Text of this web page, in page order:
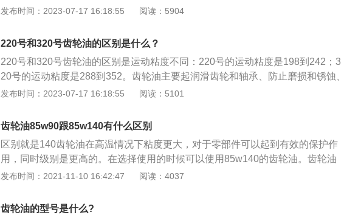
车轮的啮合都是线接触，所以要求齿轮油拥有极强的粘度指标，否则就无法在齿
啮合时产生的极高压强，所以就有对粘度的指标要相对较弱；2、侧重点不同：
齿轮油侧重的是高温下对齿轮的保护，而机油侧重的是其低温的流动性。而且齿
轮油为强碱性，而机油为弱碱性；3、机油和齿轮油都有绝不能混加，否则极易
造成机械无法达到最佳的润滑效果而损坏。
发布时间：2023-07-17 16:18:55 阅读：5904
220号和320号齿轮油的区别是什么？
220号和320号齿轮油的区别是运动粘度不同：220号的运动粘度是198到242；3
20号的运动粘度是288到352。齿轮油主要起润滑齿轮和轴承、防止磨损和锈蚀、
帮助齿轮散热等作用。220号齿轮油和320号齿轮油指的是中负荷齿轮油CKC，
的。该系列润滑油的特点是承载能力和抗擦伤性良好、热安定性和氧化安定性优
异、粘附性良好，不含溶剂、沥青、重金属和氯，符合环保要求。
发布时间：2023-07-17 16:18:55 阅读：5101
齿轮油85w90跟85w140有什么区别
区别就是140齿轮油在高温情况下粘度更大，对于零部件可以起到有效的保护作
用，同时级别是更高的。在选择使用的时候可以使用85w140的齿轮油。齿轮油
是需要定期进行更换才能对零部件进行有效的保养。机动车辆上面使用的齿轮油
在着一定的差异，齿轮油主要是起到润滑齿轮和轴承，防止磨损和锈蚀，帮助齿
轮散热的功能，汽车的齿轮油适用于机动车辆的转向器，机动车辆的变速器以及
发布时间：2021-11-10 16:42:47 阅读：4037
齿轮油的型号是什么?